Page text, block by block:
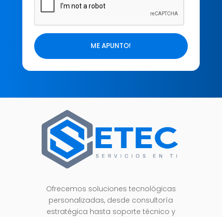
Ofrecemos soluciones tecnológicas
personalizadas, desde consultoría
estratégica hasta soporte técnico y